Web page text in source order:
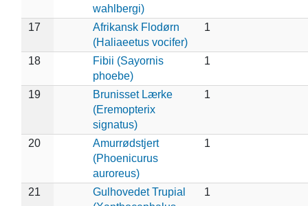
wahlbergi)
17
Afrikansk Flodørn
(Haliaeetus vocifer)
1
18
Fibii (Sayornis
phoebe)
1
19
Brunisset Lærke
(Eremopterix
signatus)
1
20
Amurrødstjert
(Phoenicurus
auroreus)
1
21
Gulhovedet Trupial
1